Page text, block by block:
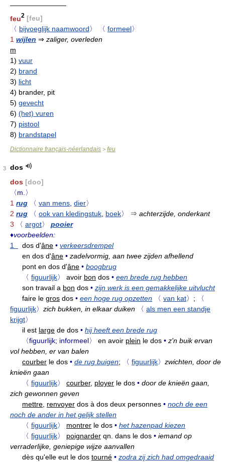
————————
feu2 [feu]
〈 bijvoeglijk naamwoord〉 〈 formeel〉
1 wijlen ⇒ zaliger, overleden
m
1) vuur
2) brand
3) licht
4) brander, pit
5) gevecht
6) (het) vuren
7) pistool
8) brandstapel
Dictionnaire français-néerlandais > feu
3
dos
dos [doo]
〈m.〉
1 rug 〈 van mens, dier〉
2 rug 〈 ook van kledingstuk, boek〉 ⇒ achterzijde, onderkant
3
〈 argot〉
pooier
♦voorbeelden:
1
dos d'âne • verkeersdrempel
en dos d'âne • zadelvormig, aan twee zijden afhellend
pont en dos d'âne • boogbrug
〈 figuurlijk〉 avoir bon dos • een brede rug hebben
son travail a bon dos • zijn werk is een gemakkelijke uitvlucht
faire le gros dos • een hoge rug opzetten 〈 van kat〉 ;
〈
figuurlijk〉 zich bukken, in elkaar duiken 〈 als men een standje
krijgt〉
il est large de dos • hij heeft een brede rug
〈figuurlijk; informeel〉 en avoir plein le dos • z'n buik ervan
vol hebben, er van balen
courber le dos • de rug buigen; 〈 figuurlijk〉 zwichten, door de
knieën gaan
〈 figuurlijk〉 courber, ployer le dos • door de knieën gaan,
zich gewonnen geven
mettre, renvoyer dos à dos deux personnes • noch de een
noch de ander in het gelijk stellen
〈 figuurlijk〉 montrer le dos • het hazenpad kiezen
〈 figuurlijk〉 poignarder qn. dans le dos • iemand op
verraderlijke, geniepige wijze aanvallen
dès qu'elle eut le dos tourné • zodra zij zich had omgedraaid